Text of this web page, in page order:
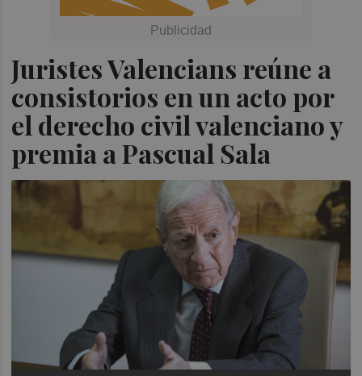
Juristes Valencians reúne a
consistorios en un acto por
el derecho civil valenciano y
premia a Pascual Sala